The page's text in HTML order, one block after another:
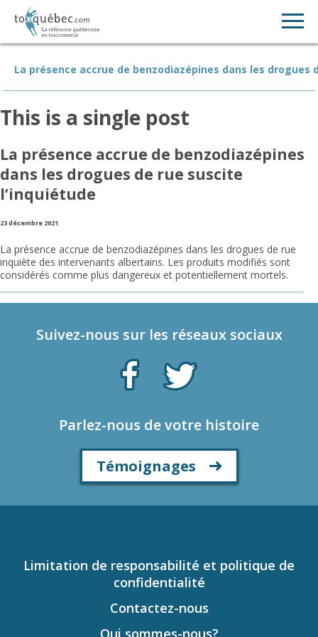
La présence accrue de benzodiazépines dans les drogues
This is a single post
La présence accrue de benzodiazépines
dans les drogues de rue suscite
l’inquiétude
23 décembre 2021
La présence accrue de benzodiazépines dans les drogues de rue
inquiète des intervenants albertains. Les produits modifiés sont
considérés comme plus dangereux et potentiellement mortels.
Suivez-nous sur les réseaux sociaux
Parlez-nous de votre histoire
Témoignages
Limitation de responsabilité et politique de
confidentialité
Contactez-nous
Qui sommes-nous?